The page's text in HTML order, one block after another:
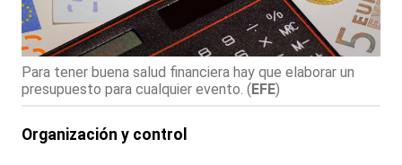
Para tener buena salud financiera hay que elaborar un
presupuesto para cualquier evento. (EFE)
Organización y control